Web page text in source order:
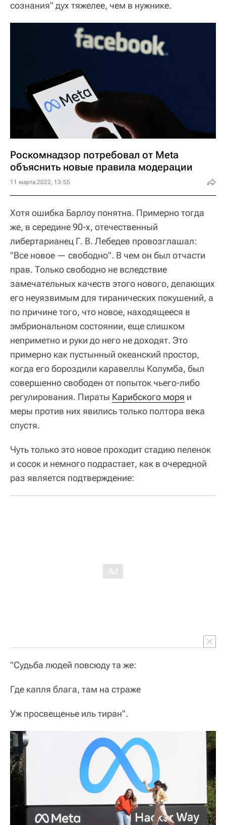
сознания" дух тяжелее, чем в нужнике.
Роскомнадзор потребовал от Meta
объяснить новые правила модерации
11 марта 2022, 13:55
Хотя ошибка Барлоу понятна. Примерно тогда
же, в середине 90-х, отечественный
либертарианец Г. В. Лебедев провозглашал:
"Все новое — свободно". В чем он был отчасти
прав. Только свободно не вследствие
замечательных качеств этого нового, делающих
его неуязвимым для тиранических покушений, а
по причине того, что новое, находящееся в
эмбриональном состоянии, еще слишком
неприметно и руки до него не доходят. Это
примерно как пустынный океанский простор,
когда его бороздили каравеллы Колумба, был
совершенно свободен от попыток чьего-либо
регулирования. Пираты Карибского моря и
меры против них явились только полтора века
спустя.
Чуть только это новое проходит стадию пеленок
и сосок и немного подрастает, как в очередной
раз является подтверждение:
"Судьба людей повсюду та же:
Где капля блага, там на страже
Уж просвещенье иль тиран".